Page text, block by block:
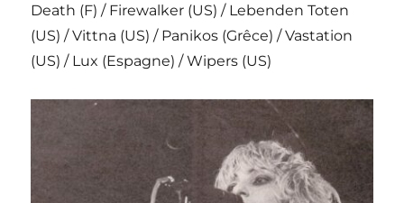
Death (F) / Firewalker (US) / Lebenden Toten
(US) / Vittna (US) / Panikos (Grêce) / Vastation
(US) / Lux (Espagne) / Wipers (US)